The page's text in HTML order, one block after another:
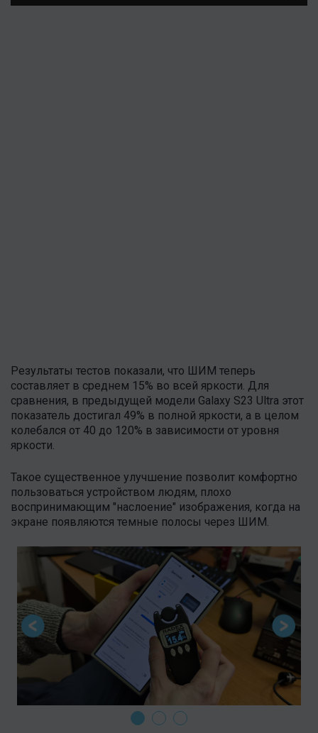
Результаты тестов показали, что ШИМ теперь
составляет в среднем 15% во всей яркости. Для
сравнения, в предыдущей модели Galaxy S23 Ultra этот
показатель достигал 49% в полной яркости, а в целом
колебался от 40 до 120% в зависимости от уровня
яркости.
Такое существенное улучшение позволит комфортно
пользоваться устройством людям, плохо
воспринимающим "наслоение" изображения, когда на
экране появляются темные полосы через ШИМ.